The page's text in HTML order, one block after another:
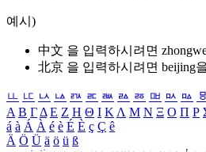
예시)
中文 을 입력하시려면
北京 을 입력하시려면 beijing
ㅥ ㅦ ㅧ ㅨ ㅩ ㅪ ㅫ ㅬ ㅭ ㅮ ㅯ ㅰ ㅱ
Α Β ΓΔ Ε Ζ Η Θ Ι ΚΛ Μ Ν Ξ Ο Π Ρ
á à Á À é è É È ç Ç ê
Ä Ö Ü ä ö ü ß